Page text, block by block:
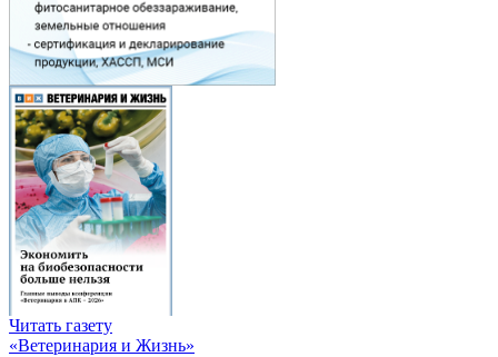
Читать газету
«Ветеринария и Жизнь»